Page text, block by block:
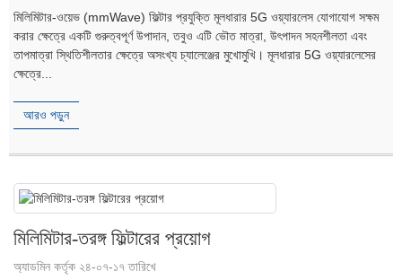
মিলিমিটার-ওয়েভ (mmWave) ফিল্টার প্রযুক্তি মূলধারার 5G ওয়্যারলেস যোগাযোগ সক্ষম
করার ক্ষেত্রে একটি গুরুত্বপূর্ণ উপাদান, তবুও এটি ভৌত ​​মাত্রা, উৎপাদন সহনশীলতা এবং
তাপমাত্রা স্থিতিশীলতার ক্ষেত্রে অসংখ্য চ্যালেঞ্জের মুখোমুখি। মূলধারার 5G ওয়্যারলেসের
ক্ষেত্রে...
আরও পড়ুন
মিলিমিটার-তরঙ্গ ফিল্টারের প্রয়োগ
অ্যাডমিন কর্তৃক ২৪-০৭-১৭ তারিখে